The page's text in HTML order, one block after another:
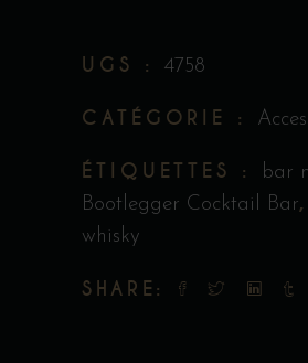
UGS : 4758
CATÉGORIE :
ÉTIQUETTES : bar
Bootlegger Cocktail Bar,
whisky
SHARE: